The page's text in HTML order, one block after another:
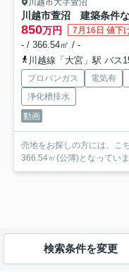
850万円 7月16日 値下
- / 366.54㎡ / -
川越線「大宮」駅 バス
プロパンガス 電気有
浄化槽排水
動画
売地をお探しの方には、こ
366.54㎡(公簿)となってい
検索条件を変更